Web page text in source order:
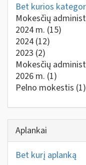
Bet kurios
Mokesčių
2024 m. (15)
2024 (12)
2023 (2)
Mokesčių
2026 m. (1)
Pelno mokestis (1)
Aplankai
Bet kurį aplanką